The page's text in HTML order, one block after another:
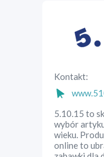
Kontakt:
5.10.15 to
wybór
wieku.
online to